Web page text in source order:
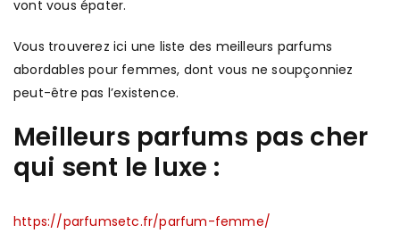
vont vous épater.
Vous trouverez ici une liste des meilleurs parfums
abordables pour femmes, dont vous ne soupçonniez
peut-être pas l’existence.
Meilleurs parfums pas cher
qui sent le luxe :
https://parfumsetc.fr/parfum-femme/